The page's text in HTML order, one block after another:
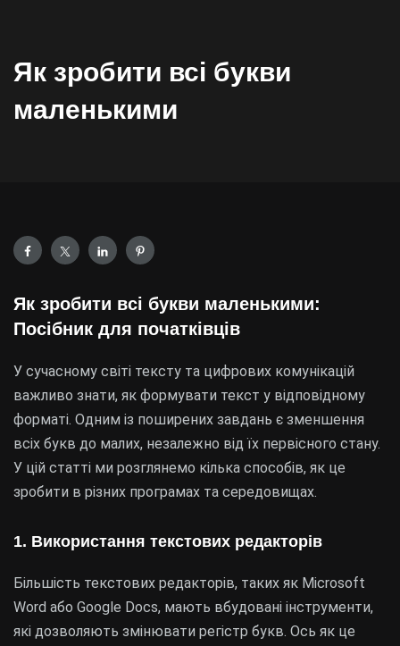
Як зробити всі букви
маленькими
Як зробити всі букви маленькими:
Посібник для початківців
У сучасному світі тексту та цифрових комунікацій
важливо знати, як формувати текст у відповідному
форматі. Одним із поширених завдань є зменшення
всіх букв до малих, незалежно від їх первісного стану.
У цій статті ми розглянемо кілька способів, як це
зробити в різних програмах та середовищах.
1. Використання текстових редакторів
Більшість текстових редакторів, таких як Microsoft
Word або Google Docs, мають вбудовані інструменти,
які дозволяють змінювати регістр букв. Ось як це